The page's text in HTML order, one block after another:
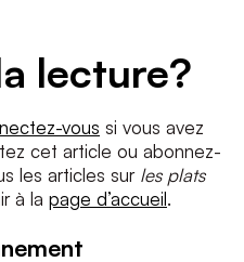
lecture?
vous si vous avez
cet article ou abonnez-
les articles sur les plats
à la page d’accueil.
etla politique de confidentialité